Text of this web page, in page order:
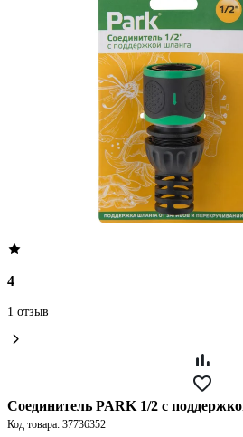
4
1 отзыв
Соединитель PARK 1/2 с
Код товара: 37736352